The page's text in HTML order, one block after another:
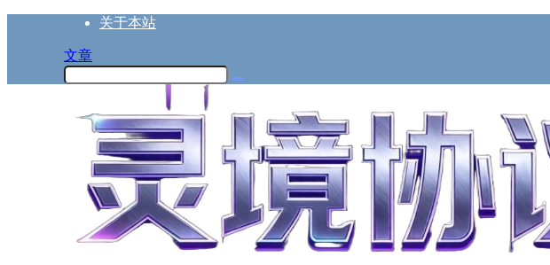
关于本站
文章